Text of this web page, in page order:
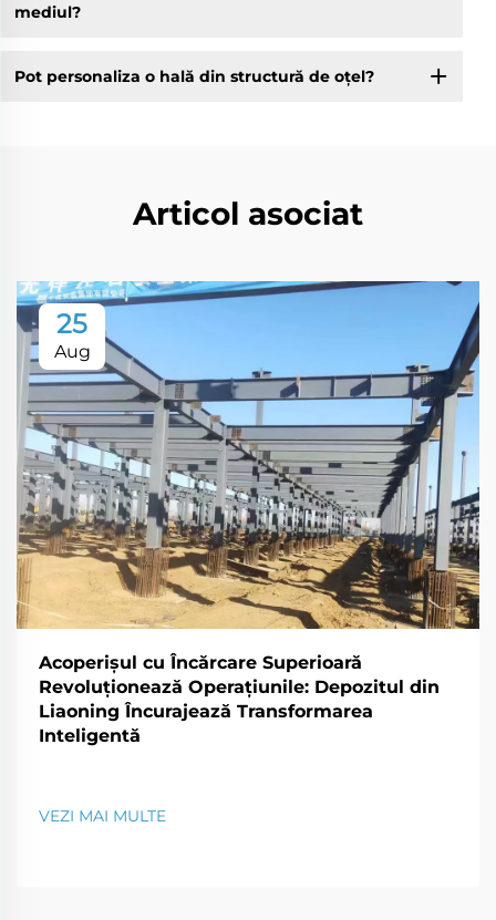
mediul?
Pot personaliza o hală din structură de oțel?
Articol asociat
25
Aug
Acoperișul cu Încărcare Superioară
Revoluționează Operațiunile: Depozitul din
Liaoning Încurajează Transformarea
Inteligentă
VEZI MAI MULTE